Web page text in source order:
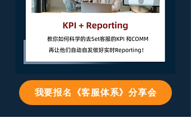
我要报名《客服体系》分享会